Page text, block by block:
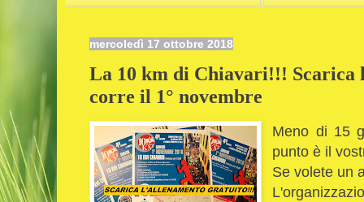
mercoledì 17 ottobre 2018
La 10 km di Chiavari!!! Scarica
corre il 1° novembre
Meno di 15
punto è il
Se volete un